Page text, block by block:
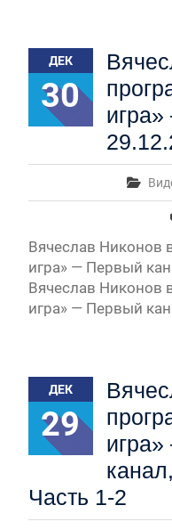
ДЕК
30
Вячеслав Никонов
игра» — Первый
Вячеслав Никонов
игра» — Первый
ДЕК
29
Часть 1-2